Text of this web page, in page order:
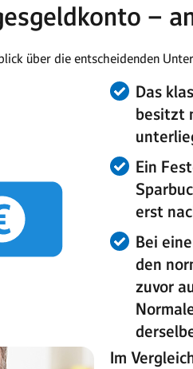
–
über die entscheidenden
Das
besitzt
Ein
erst
Bei
den
zuvor
Im